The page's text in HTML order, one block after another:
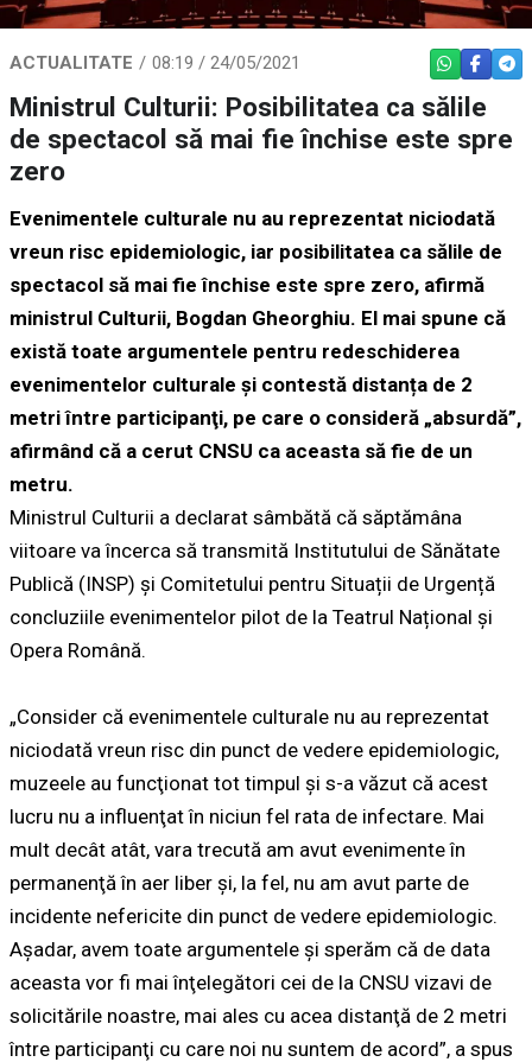
ACTUALITATE 08:19 / 24/05/2021 WHATSAPP
Ministrul Culturii: Posibilitatea ca sălile
de spectacol să mai fie închise este spre
zero
Evenimentele culturale nu au reprezentat niciodată
vreun risc epidemiologic, iar posibilitatea ca sălile de
spectacol să mai fie închise este spre zero, afirmă
ministrul Culturii, Bogdan Gheorghiu. El mai spune că
există toate argumentele pentru redeschiderea
evenimentelor culturale şi contestă distanța de 2
metri între participanţi, pe care o consideră „absurdă”,
afirmând că a cerut CNSU ca aceasta să fie de un
metru.
Ministrul Culturii a declarat sâmbătă că săptămâna
viitoare va încerca să transmită Institutului de Sănătate
Publică (INSP) și Comitetului pentru Situații de Urgență
concluziile evenimentelor pilot de la Teatrul Național și
Opera Română.
„Consider că evenimentele culturale nu au reprezentat
niciodată vreun risc din punct de vedere epidemiologic,
muzeele au funcţionat tot timpul şi s-a văzut că acest
lucru nu a influenţat în niciun fel rata de infectare. Mai
mult decât atât, vara trecută am avut evenimente în
permanenţă în aer liber şi, la fel, nu am avut parte de
incidente nefericite din punct de vedere epidemiologic.
Aşadar, avem toate argumentele şi sperăm că de data
aceasta vor fi mai înţelegători cei de la CNSU vizavi de
solicitările noastre, mai ales cu acea distanţă de 2 metri
între participanţi cu care noi nu suntem de acord”, a spus